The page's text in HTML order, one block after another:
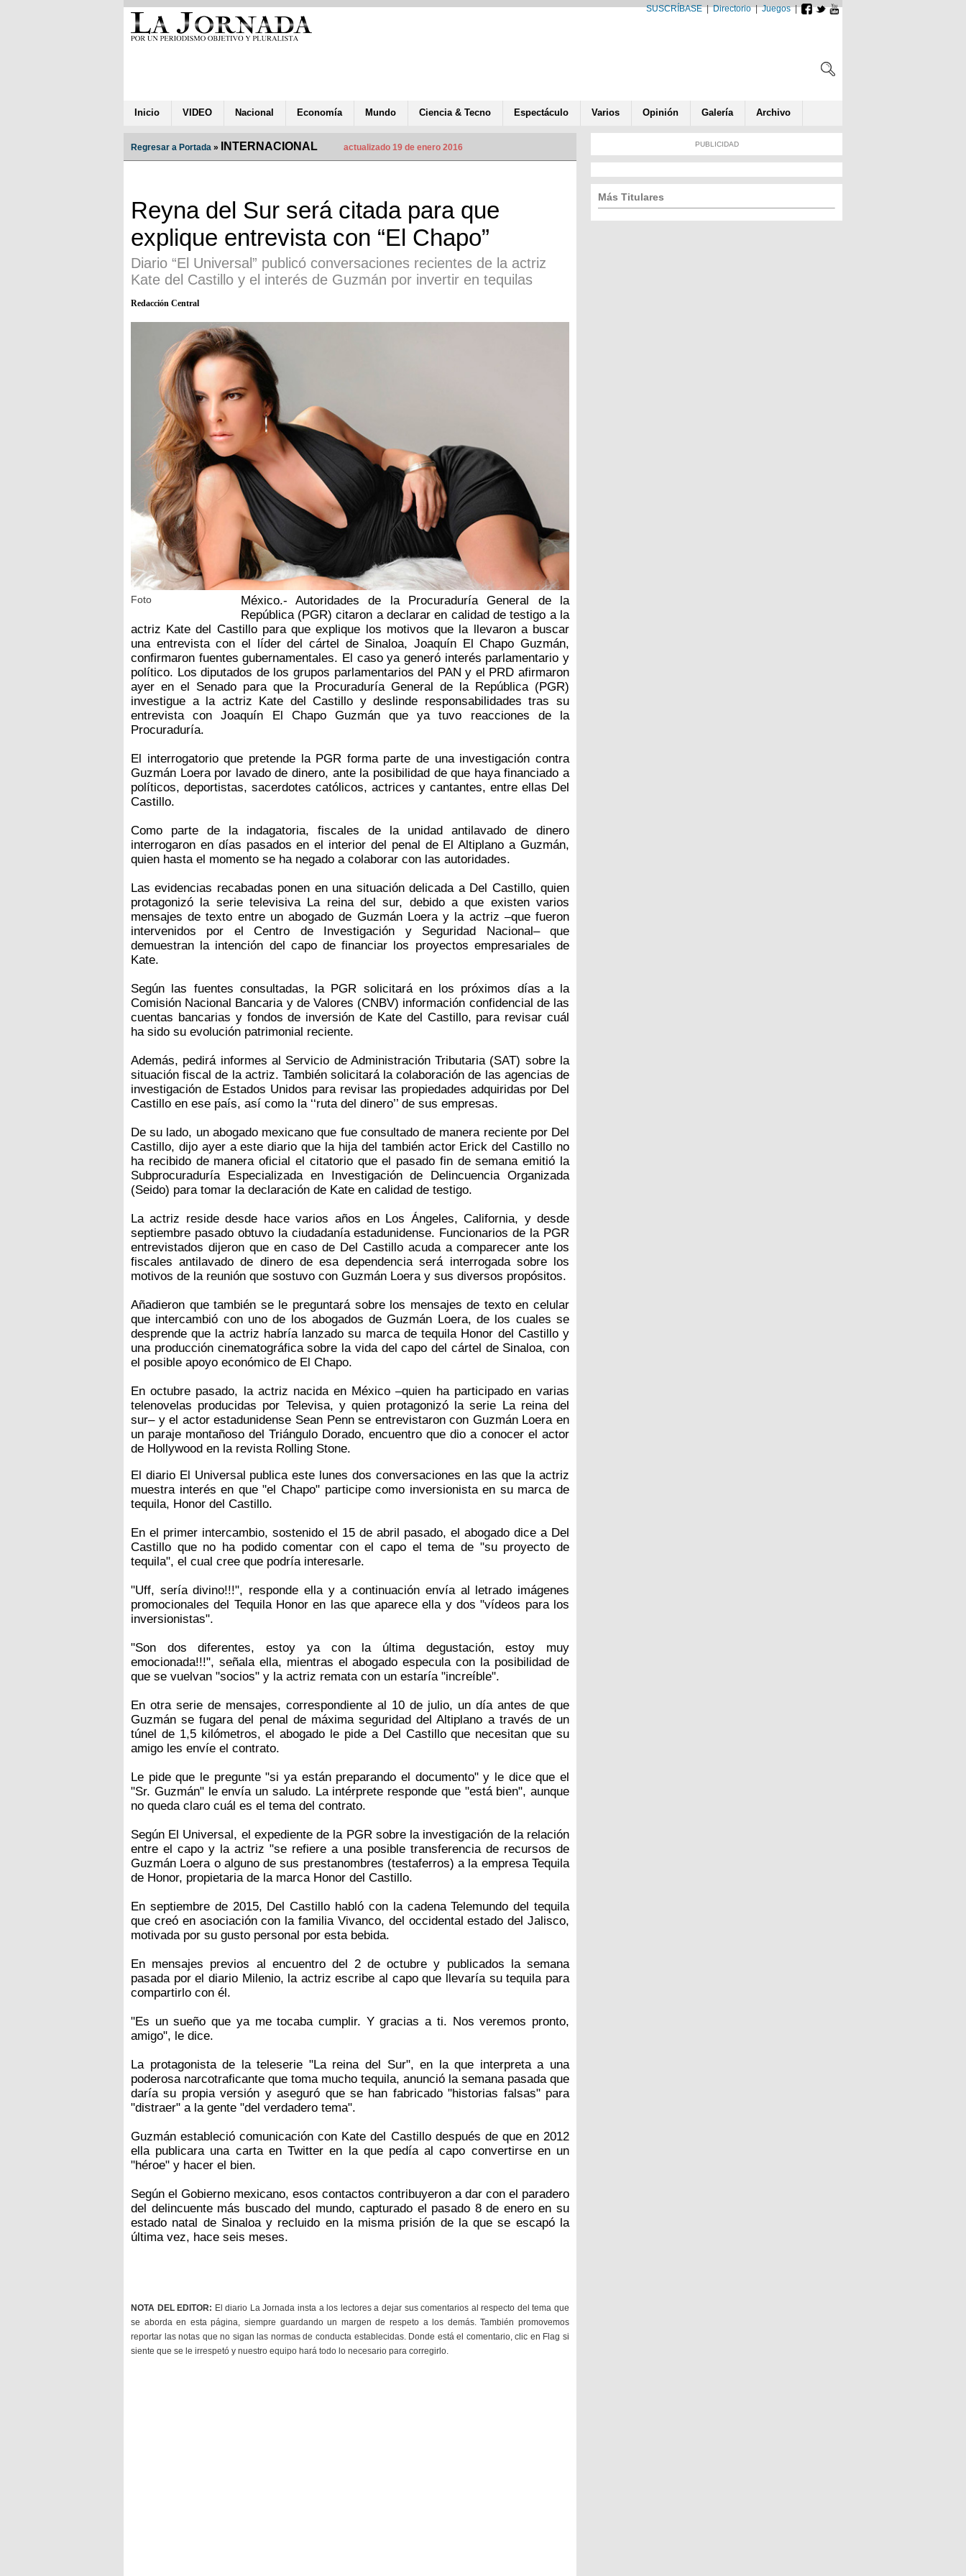
SUSCRÍBASE|Directorio|Juegos|
Inicio VIDEO Nacional Economía Mundo Ciencia & Tecno Espectáculo Varios Opinión Galería Archivo
Regresar a Portada » INTERNACIONAL actualizado 19 de enero 2016
Reyna del Sur será citada para que
explique entrevista con “El Chapo”
Diario “El Universal” publicó conversaciones recientes de la actriz
Kate del Castillo y el interés de Guzmán por invertir en tequilas
Redacción Central
Foto
México.- Autoridades de la Procuraduría General de la
República (PGR) citaron a declarar en calidad de testigo a la
actriz Kate del Castillo para que explique los motivos que la llevaron a buscar
una entrevista con el líder del cártel de Sinaloa, Joaquín El Chapo Guzmán,
confirmaron fuentes gubernamentales. El caso ya generó interés parlamentario y
político. Los diputados de los grupos parlamentarios del PAN y el PRD afirmaron
ayer en el Senado para que la Procuraduría General de la República (PGR)
investigue a la actriz Kate del Castillo y deslinde responsabilidades tras su
entrevista con Joaquín El Chapo Guzmán que ya tuvo reacciones de la
Procuraduría.
El interrogatorio que pretende la PGR forma parte de una investigación contra
Guzmán Loera por lavado de dinero, ante la posibilidad de que haya financiado a
políticos, deportistas, sacerdotes católicos, actrices y cantantes, entre ellas Del
Castillo.
Como parte de la indagatoria, fiscales de la unidad antilavado de dinero
interrogaron en días pasados en el interior del penal de El Altiplano a Guzmán,
quien hasta el momento se ha negado a colaborar con las autoridades.
Las evidencias recabadas ponen en una situación delicada a Del Castillo, quien
protagonizó la serie televisiva La reina del sur, debido a que existen varios
mensajes de texto entre un abogado de Guzmán Loera y la actriz –que fueron
intervenidos por el Centro de Investigación y Seguridad Nacional– que
demuestran la intención del capo de financiar los proyectos empresariales de
Kate.
Según las fuentes consultadas, la PGR solicitará en los próximos días a la
Comisión Nacional Bancaria y de Valores (CNBV) información confidencial de las
cuentas bancarias y fondos de inversión de Kate del Castillo, para revisar cuál
ha sido su evolución patrimonial reciente.
Además, pedirá informes al Servicio de Administración Tributaria (SAT) sobre la
situación fiscal de la actriz. También solicitará la colaboración de las agencias de
investigación de Estados Unidos para revisar las propiedades adquiridas por Del
Castillo en ese país, así como la ‘‘ruta del dinero’’ de sus empresas.
De su lado, un abogado mexicano que fue consultado de manera reciente por Del
Castillo, dijo ayer a este diario que la hija del también actor Erick del Castillo no
ha recibido de manera oficial el citatorio que el pasado fin de semana emitió la
Subprocuraduría Especializada en Investigación de Delincuencia Organizada
(Seido) para tomar la declaración de Kate en calidad de testigo.
La actriz reside desde hace varios años en Los Ángeles, California, y desde
septiembre pasado obtuvo la ciudadanía estadunidense. Funcionarios de la PGR
entrevistados dijeron que en caso de Del Castillo acuda a comparecer ante los
fiscales antilavado de dinero de esa dependencia será interrogada sobre los
motivos de la reunión que sostuvo con Guzmán Loera y sus diversos propósitos.
Añadieron que también se le preguntará sobre los mensajes de texto en celular
que intercambió con uno de los abogados de Guzmán Loera, de los cuales se
desprende que la actriz habría lanzado su marca de tequila Honor del Castillo y
una producción cinematográfica sobre la vida del capo del cártel de Sinaloa, con
el posible apoyo económico de El Chapo.
En octubre pasado, la actriz nacida en México –quien ha participado en varias
telenovelas producidas por Televisa, y quien protagonizó la serie La reina del
sur– y el actor estadunidense Sean Penn se entrevistaron con Guzmán Loera en
un paraje montañoso del Triángulo Dorado, encuentro que dio a conocer el actor
de Hollywood en la revista Rolling Stone.
El diario El Universal publica este lunes dos conversaciones en las que la actriz
muestra interés en que "el Chapo" participe como inversionista en su marca de
tequila, Honor del Castillo.
En el primer intercambio, sostenido el 15 de abril pasado, el abogado dice a Del
Castillo que no ha podido comentar con el capo el tema de "su proyecto de
tequila", el cual cree que podría interesarle.
"Uff, sería divino!!!", responde ella y a continuación envía al letrado imágenes
promocionales del Tequila Honor en las que aparece ella y dos "vídeos para los
inversionistas".
"Son dos diferentes, estoy ya con la última degustación, estoy muy
emocionada!!!", señala ella, mientras el abogado especula con la posibilidad de
que se vuelvan "socios" y la actriz remata con un estaría "increíble".
En otra serie de mensajes, correspondiente al 10 de julio, un día antes de que
Guzmán se fugara del penal de máxima seguridad del Altiplano a través de un
túnel de 1,5 kilómetros, el abogado le pide a Del Castillo que necesitan que su
amigo les envíe el contrato.
Le pide que le pregunte "si ya están preparando el documento" y le dice que el
"Sr. Guzmán" le envía un saludo. La intérprete responde que "está bien", aunque
no queda claro cuál es el tema del contrato.
Según El Universal, el expediente de la PGR sobre la investigación de la relación
entre el capo y la actriz "se refiere a una posible transferencia de recursos de
Guzmán Loera o alguno de sus prestanombres (testaferros) a la empresa Tequila
de Honor, propietaria de la marca Honor del Castillo.
En septiembre de 2015, Del Castillo habló con la cadena Telemundo del tequila
que creó en asociación con la familia Vivanco, del occidental estado del Jalisco,
motivada por su gusto personal por esta bebida.
En mensajes previos al encuentro del 2 de octubre y publicados la semana
pasada por el diario Milenio, la actriz escribe al capo que llevaría su tequila para
compartirlo con él.
"Es un sueño que ya me tocaba cumplir. Y gracias a ti. Nos veremos pronto,
amigo", le dice.
La protagonista de la teleserie "La reina del Sur", en la que interpreta a una
poderosa narcotraficante que toma mucho tequila, anunció la semana pasada que
daría su propia versión y aseguró que se han fabricado "historias falsas" para
"distraer" a la gente "del verdadero tema".
Guzmán estableció comunicación con Kate del Castillo después de que en 2012
ella publicara una carta en Twitter en la que pedía al capo convertirse en un
"héroe" y hacer el bien.
Según el Gobierno mexicano, esos contactos contribuyeron a dar con el paradero
del delincuente más buscado del mundo, capturado el pasado 8 de enero en su
estado natal de Sinaloa y recluido en la misma prisión de la que se escapó la
última vez, hace seis meses.
NOTA DEL EDITOR: El diario La Jornada insta a los lectores a dejar sus comentarios al respecto del tema que
se aborda en esta página, siempre guardando un margen de respeto a los demás. También promovemos
reportar las notas que no sigan las normas de conducta establecidas. Donde está el comentario, clic en Flag si
siente que se le irrespetó y nuestro equipo hará todo lo necesario para corregirlo.
PUBLICIDAD
Más Titulares